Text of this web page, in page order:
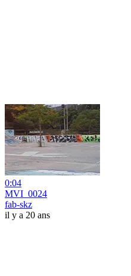
0:04
MVI_0024
fab-skz
il y a 20 ans